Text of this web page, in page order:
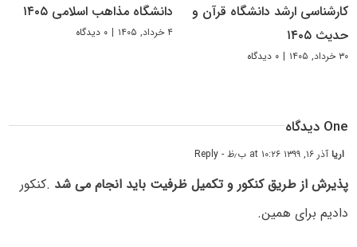
کارشناسی ارشد دانشگاه قرآن و
حدیث ۱۴۰۵
۳۰ خرداد, ۱۴۰۵ | ۰ دیدگاه
دانشگاه مذاهب اسلامی ۱۴۰۵
۴ خرداد, ۱۴۰۵ | ۰ دیدگاه
One دیدگاه
اریاآذر ۱۶, ۱۳۹۹ at ۱۰:۲۶ ب٫ظ - Reply
پذیرش از طریق کنکور و تکمیل ظرفیت باید انجام می شد .کنکور
دادیم برای همین.